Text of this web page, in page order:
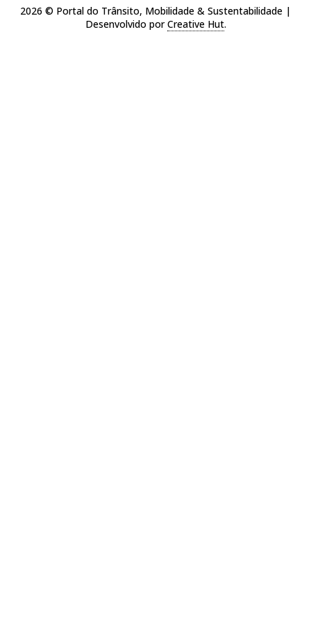
2026 © Portal do Trânsito, Mobilidade & Sustentabilidade |
Desenvolvido porCreative Hut.